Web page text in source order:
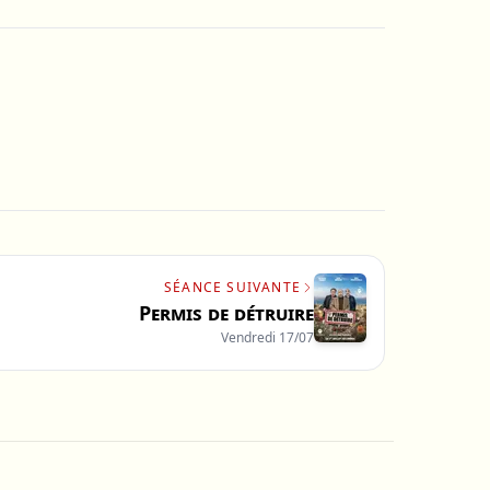
SÉANCE SUIVANTE
Permis de détruire
Vendredi 17/07